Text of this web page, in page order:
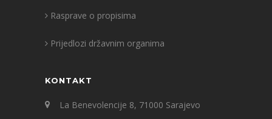
Rasprave o propisima
Prijedlozi državnim organima
KONTAKT
La Benevolencije 8, 71000 Sarajevo